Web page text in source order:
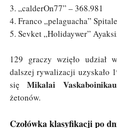
3. „calderOn77” – 368.981
4. Franco „pelaguacha”
5. Sevket „Holidaywer”
129 graczy wzięło udział
dalszej rywalizacji uzyskało
sięMikalai Vaskaboinikau
żetonów.
Czołówka klasyfikacji po